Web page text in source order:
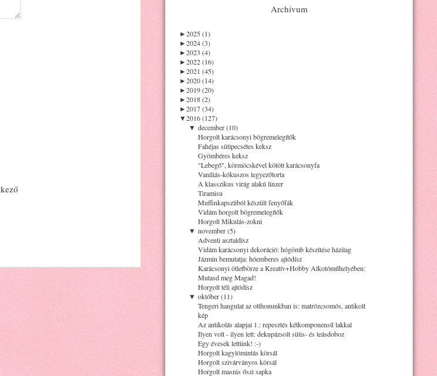
Archívum
►2025 (1)
►2024 (3)
►2023 (4)
►2022 (16)
►2021 (45)
►2020 (14)
►2019 (20)
►2018 (2)
►2017 (34)
▼2016 (127)
▼ december (10)
Horgolt karácsonyi bögremelegítők
Fahéjas sütipecsétes keksz
Gyömbéres keksz
"Lebegő", körmöcskével kötött karácsonyfa
Vaníliás-kókuszos legyezőtorta
A klasszikus virág alakú linzer
Tiramisu
Muffinkapszliból készült fenyőfák
Vidám horgolt bögremelegítők
Horgolt Mikulás-zokni
▼ november (5)
Adventi asztaldísz
Vidám karácsonyi dekoráció: hógömb készítése házilag
Jázmin bemutatja: hóemberes ajtódísz
Karácsonyi ötletbörze a Kreatív+Hobby Alkotóműhelyében:
Mutasd meg Magad!
Horgolt téli ajtódísz
▼ október (11)
Tengeri hangulat az otthonunkban is: matrózcsomós, antikolt
kép
Az antikolás alapjai 1.: repesztés kétkomponensű lakkal
Ilyen volt - ilyen lett: dekupázsolt sütis- és teásdoboz
Egy évesek lettünk! :-)
Horgolt kagylómintás körsál
Horgolt szivárványos körsál
Horgolt masnis őszi sapka